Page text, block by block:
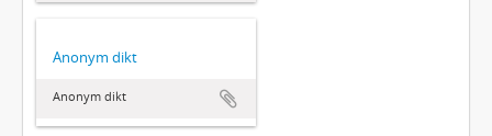
Anonym dikt
Anonym dikt